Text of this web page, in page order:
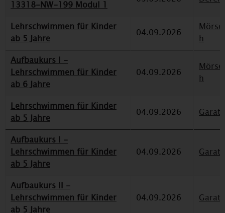
13318-NW-199 Modul 1
Lehrschwimmen für Kinder
ab 5 Jahre
04.09.2026
h
Aufbaukurs I -
Lehrschwimmen für Kinder
ab 6 Jahre
04.09.2026
h
Lehrschwimmen für Kinder
ab 5 Jahre
04.09.2026 Garath
Aufbaukurs I -
Lehrschwimmen für Kinder
ab 5 Jahre
04.09.2026 Garath
Aufbaukurs II -
Lehrschwimmen für Kinder
ab 5 Jahre
04.09.2026 Garath